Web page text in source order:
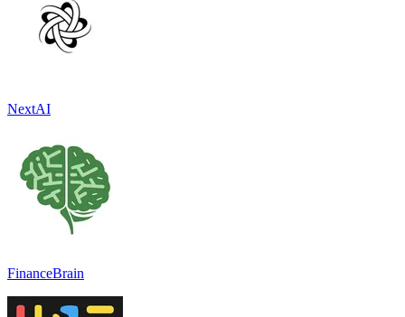
NextAI
FinanceBrain